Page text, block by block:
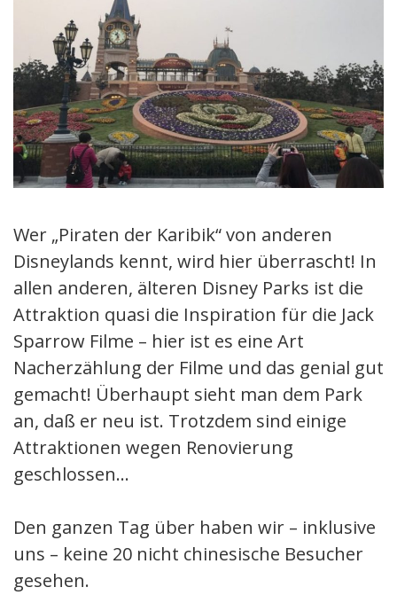
Wer „Piraten der Karibik“ von anderen
Disneylands kennt, wird hier überrascht! In
allen anderen, älteren Disney Parks ist die
Attraktion quasi die Inspiration für die Jack
Sparrow Filme – hier ist es eine Art
Nacherzählung der Filme und das genial gut
gemacht! Überhaupt sieht man dem Park
an, daß er neu ist. Trotzdem sind einige
Attraktionen wegen Renovierung
geschlossen…
Den ganzen Tag über haben wir – inklusive
uns – keine 20 nicht chinesische Besucher
gesehen.